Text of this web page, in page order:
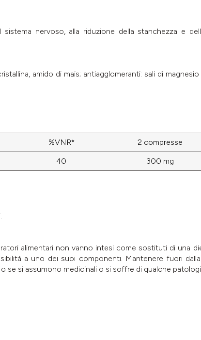
nervoso, alla riduzione della stanchezza e
amido di mais; antiagglomeranti: sali di
%VNR* 2 compresse
40 300 mg
alimentari non vanno intesi come sostituti di una
a uno dei suoi componenti. Mantenere fuori
se si assumono medicinali o si soffre di qualche